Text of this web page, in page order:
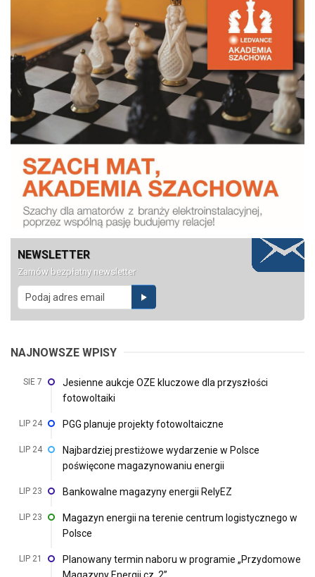
NEWSLETTER
Zamów bezpłatny newsletter
NAJNOWSZE WPISY
SIE 7
Jesienne aukcje OZE kluczowe dla przyszłości
fotowoltaiki
LIP 24 PGG planuje projekty fotowoltaiczne
LIP 24
Najbardziej prestiżowe wydarzenie w Polsce
poświęcone magazynowaniu energii
LIP 23 Bankowalne magazyny energii RelyEZ
LIP 23
Magazyn energii na terenie centrum logistycznego w
Polsce
LIP 21
Planowany termin naboru w programie „Przydomowe